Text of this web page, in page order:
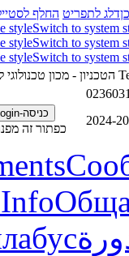
דלג לתפריט החלף
styleSwitch to system
styleSwitch to system
styleSwitch to system
כניסה-Login
כפתור זה